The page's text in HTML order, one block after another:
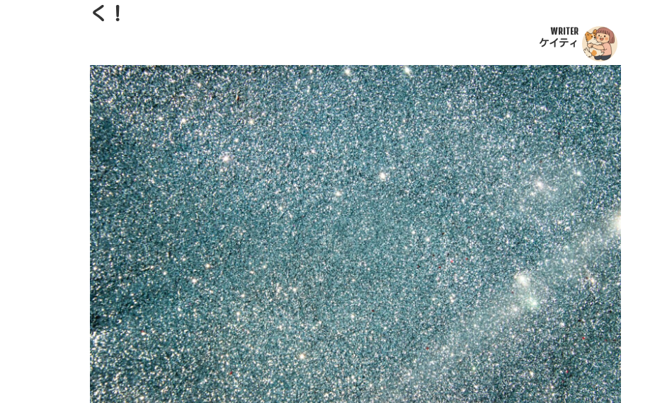
く！
WRITER
ケイティ